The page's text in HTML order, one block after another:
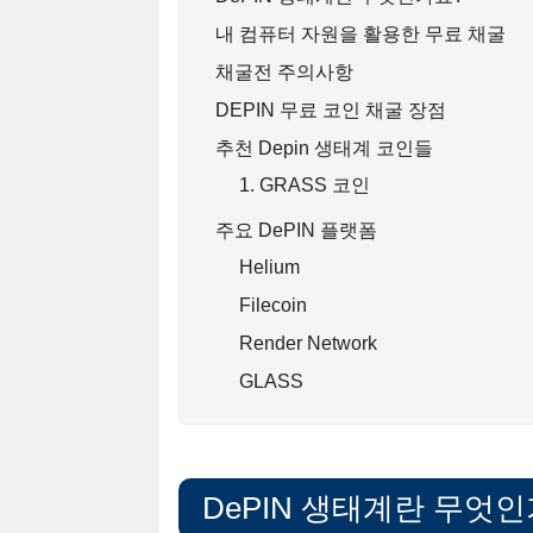
내 컴퓨터 자원을 활용한 무료 채굴
채굴전 주의사항
DEPIN 무료 코인 채굴 장점
추천 Depin 생태계 코인들
1. GRASS 코인
주요 DePIN 플랫폼
Helium
Filecoin
Render Network
GLASS
DePIN 생태계란 무엇